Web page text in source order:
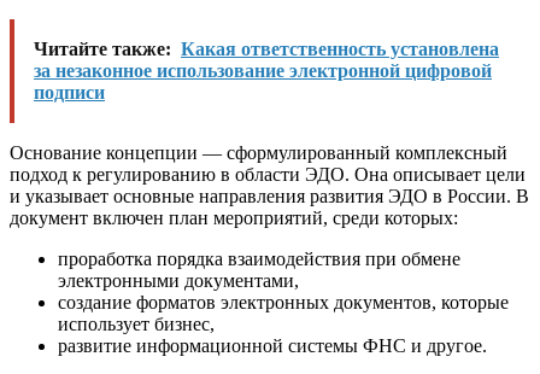
Читайте также: Какая ответственность установлена
за незаконное использование электронной цифровой
подписи
Основание концепции — сформулированный комплексный
подход к регулированию в области ЭДО. Она описывает цели
и указывает основные направления развития ЭДО в России. В
документ включен план мероприятий, среди которых:
проработка порядка взаимодействия при обмене
электронными документами,
создание форматов электронных документов, которые
использует бизнес,
развитие информационной системы ФНС и другое.